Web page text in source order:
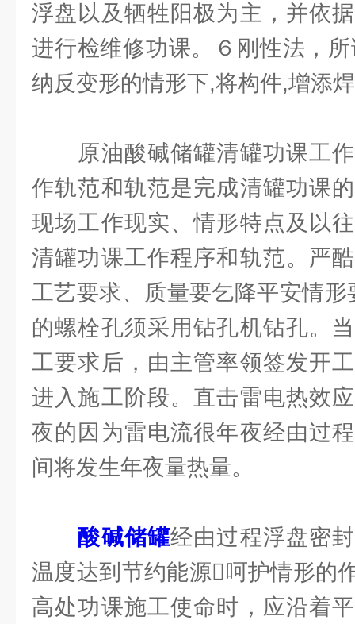
浮盘以及牺牲阳极为主，并依
进行检维修功课。６刚性法，
纳反变形的情形下,将构件,增添
原油酸碱储罐清罐功课工作
作轨范和轨范是完成清罐功课
现场工作现实、情形特点及以
清罐功课工作程序和轨范。严
工艺要求、质量要乞降平安情
的螺栓孔须采用钻孔机钻孔。
工要求后，由主管率领签发开
进入施工阶段。直击雷电热效
夜的因为雷电流很年夜经由过
间将发生年夜量热量。
酸碱储罐经由过程浮盘密
温度达到节约能源呵护情形的
高处功课施工使命时，应沿着